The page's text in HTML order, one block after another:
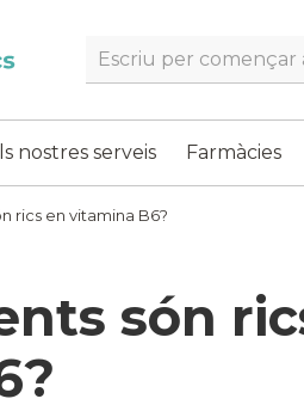
Search…
nostres serveis Farmàcies
rics en vitamina B6?
són